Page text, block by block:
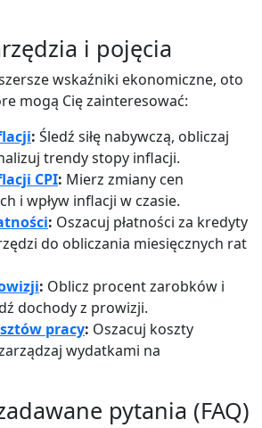
i pojęcia
wskaźniki ekonomiczne, oto
mogą Cię zainteresować:
: Śledź siłę nabywczą, obliczaj
trendy stopy inflacji.
CPI: Mierz zmiany cen
i wpływ inflacji w czasie.
: Oszacuj płatności za kredyty
do obliczania miesięcznych rat
: Oblicz procent zarobków i
dochody z prowizji.
pracy: Oszacuj koszty
wydatkami na
pytania (FAQ)